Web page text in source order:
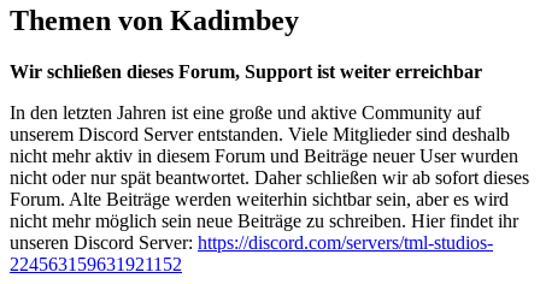
Themen von Kadimbey
Wir schließen dieses Forum, Support ist weiter erreichbar
In den letzten Jahren ist eine große und aktive Community auf
unserem Discord Server entstanden. Viele Mitglieder sind deshalb
nicht mehr aktiv in diesem Forum und Beiträge neuer User wurden
nicht oder nur spät beantwortet. Daher schließen wir ab sofort dieses
Forum. Alte Beiträge werden weiterhin sichtbar sein, aber es wird
nicht mehr möglich sein neue Beiträge zu schreiben. Hier findet ihr
unseren Discord Server: https://discord.com/servers/tml-studios-
224563159631921152